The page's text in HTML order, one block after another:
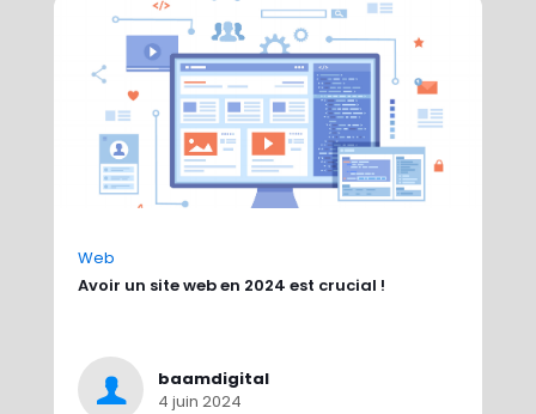
Web
Avoir un site web en 2024 est crucial !
baamdigital
4 juin 2024